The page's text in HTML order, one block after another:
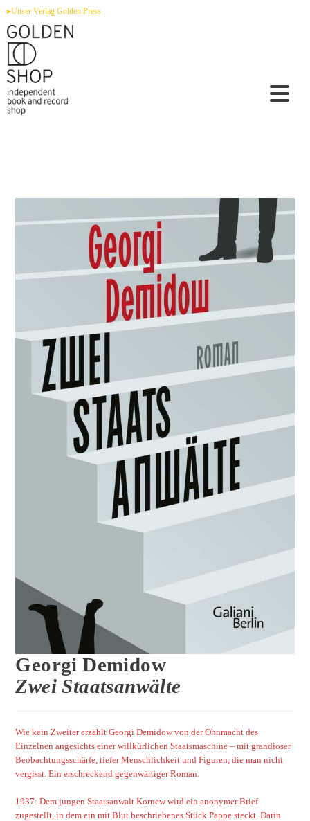
Zum
springen
▸Unser Verlag Golden Press
Georgi Demidow
Zwei Staatsanwälte
Wie kein Zweiter erzählt Georgi Demidow von der Ohnmacht des
Einzelnen angesichts einer willkürlichen Staatsmaschine – mit grandioser
Beobachtungsschärfe, tiefer Menschlichkeit und Figuren, die man nicht
vergisst. Ein erschreckend gegenwärtiger Roman.
1937: Dem jungen Staatsanwalt Kornew wird ein anonymer Brief
zugestellt, in dem ein mit Blut beschriebenes Stück Pappe steckt. Darin